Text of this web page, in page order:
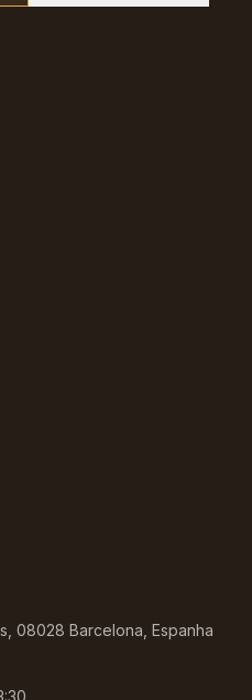
08028 Barcelona, Espanha